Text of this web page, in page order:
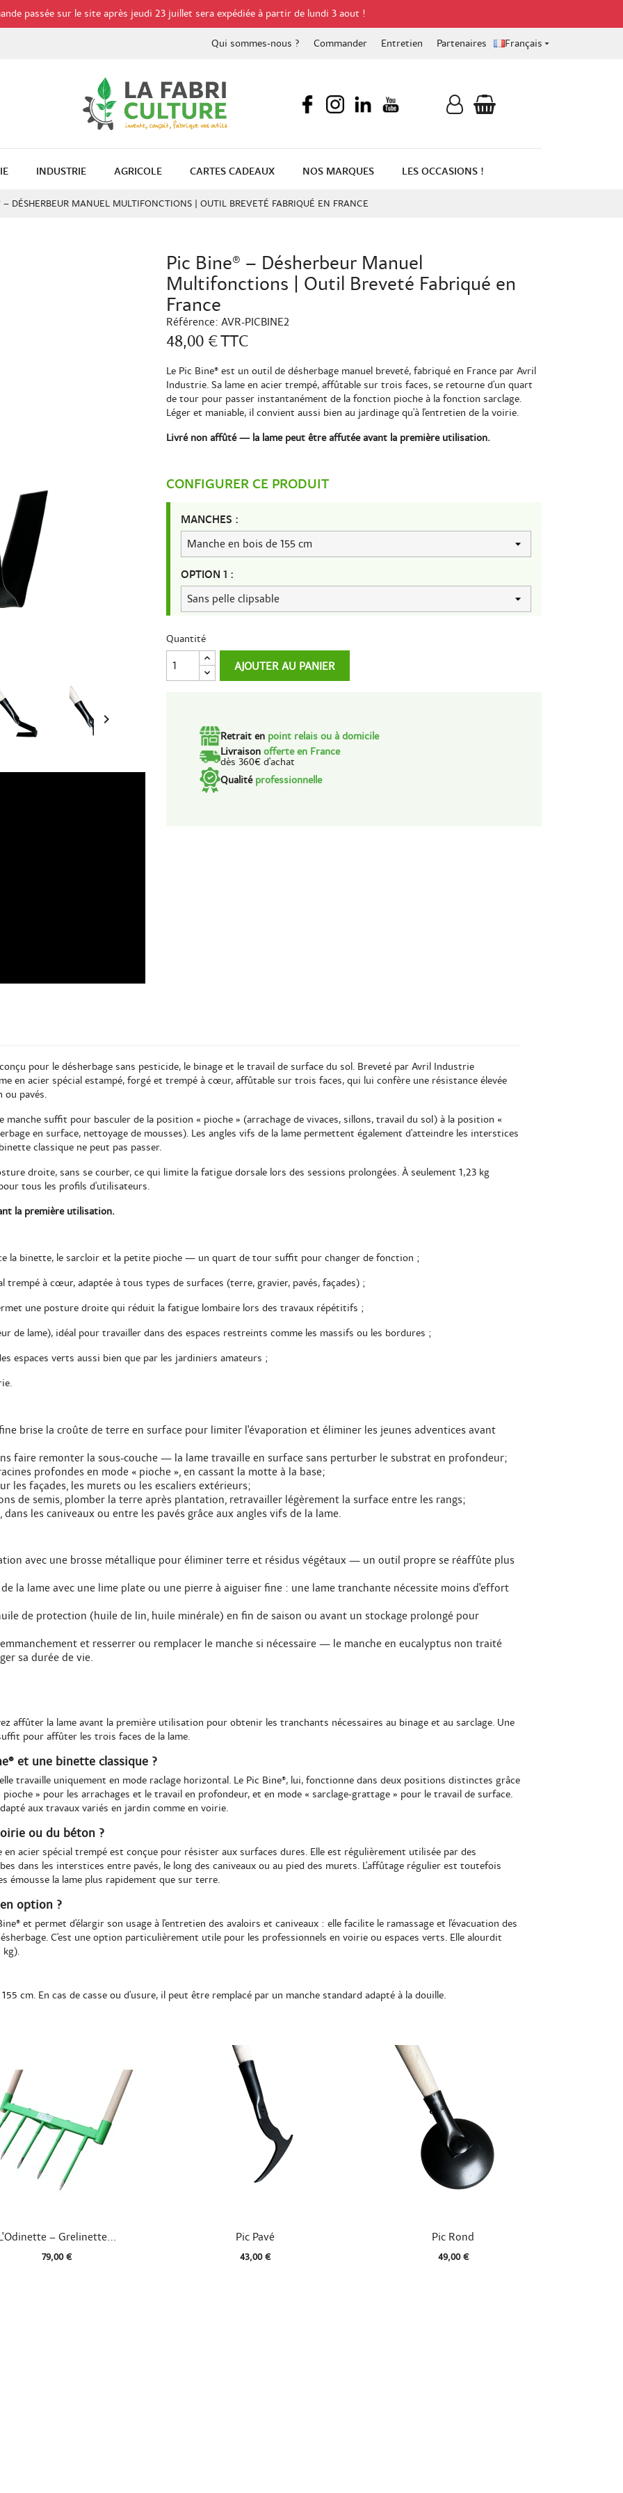
passée sur le site après jeudi 23 juillet sera expédiée à partir de lundi 3 aout !
Qui sommes-nous ? Commander Entretien Partenaires Français
INDUSTRIE AGRICOLE CARTES CADEAUX NOS MARQUES LES OCCASIONS !
– DÉSHERBEUR MANUEL MULTIFONCTIONS | OUTIL BREVETÉ FABRIQUÉ EN FRANCE

Pic Bine® – Désherbeur Manuel
Multifonctions | Outil Breveté Fabriqué en
France
Référence: AVR-PICBINE2
48,00 €TTC
Le Pic Bine® est un outil de désherbage manuel breveté, fabriqué en France par Avril
Industrie. Sa lame en acier trempé, affûtable sur trois faces, se retourne d'un quart
de tour pour passer instantanément de la fonction pioche à la fonction sarclage.
Léger et maniable, il convient aussi bien au jardinage qu'à l'entretien de la voirie.
Livré non affûté — la lame peut être affutée avant la première utilisation.
CONFIGURER CE PRODUIT
MANCHES :
OPTION 1 :
Quantité
AJOUTER AU PANIER
Retrait en point relais ou à domicile
Livraison offerte en France
dès 360€ d'achat
Qualité professionnelle
pour le désherbage sans pesticide, le binage et le travail de surface du sol. Breveté par Avril Industrie
en acier spécial estampé, forgé et trempé à cœur, affûtable sur trois faces, qui lui confère une résistance élevée
pavés.
suffit pour basculer de la position « pioche » (arrachage de vivaces, sillons, travail du sol) à la position «
en surface, nettoyage de mousses). Les angles vifs de la lame permettent également d'atteindre les interstices
classique ne peut pas passer.
droite, sans se courber, ce qui limite la fatigue dorsale lors des sessions prolongées. À seulement 1,23 kg
tous les profils d'utilisateurs.
la première utilisation.
la binette, le sarcloir et la petite pioche — un quart de tour suffit pour changer de fonction ;
trempé à cœur, adaptée à tous types de surfaces (terre, gravier, pavés, façades) ;
une posture droite qui réduit la fatigue lombaire lors des travaux répétitifs ;
de lame), idéal pour travailler dans des espaces restreints comme les massifs ou les bordures ;
espaces verts aussi bien que par les jardiniers amateurs ;
brise la croûte de terre en surface pour limiter l'évaporation et éliminer les jeunes adventices avant
faire remonter la sous-couche — la lame travaille en surface sans perturber le substrat en profondeur;
profondes en mode « pioche », en cassant la motte à la base;
les façades, les murets ou les escaliers extérieurs;
de semis, plomber la terre après plantation, retravailler légèrement la surface entre les rangs;
les caniveaux ou entre les pavés grâce aux angles vifs de la lame.
avec une brosse métallique pour éliminer terre et résidus végétaux — un outil propre se réaffûte plus
la lame avec une lime plate ou une pierre à aiguiser fine : une lame tranchante nécessite moins d'effort
de protection (huile de lin, huile minérale) en fin de saison ou avant un stockage prolongé pour
et resserrer ou remplacer le manche si nécessaire — le manche en eucalyptus non traité
sa durée de vie.
affûter la lame avant la première utilisation pour obtenir les tranchants nécessaires au binage et au sarclage. Une
pour affûter les trois faces de la lame.
et une binette classique ?
travaille uniquement en mode raclage horizontal. Le Pic Bine®, lui, fonctionne dans deux positions distinctes grâce
» pour les arrachages et le travail en profondeur, et en mode « sarclage-grattage » pour le travail de surface.
aux travaux variés en jardin comme en voirie.
ou du béton ?
acier spécial trempé est conçue pour résister aux surfaces dures. Elle est régulièrement utilisée par des
dans les interstices entre pavés, le long des caniveaux ou au pied des murets. L'affûtage régulier est toutefois
émousse la lame plus rapidement que sur terre.
option ?
et permet d'élargir son usage à l'entretien des avaloirs et caniveaux : elle facilite le ramassage et l'évacuation des
C'est une option particulièrement utile pour les professionnels en voirie ou espaces verts. Elle alourdit
kg).
cm. En cas de casse ou d'usure, il peut être remplacé par un manche standard adapté à la douille.
Aperçu rapide
– Grelinette...
79,00 €
Aperçu rapide
Pic Pavé
43,00 €
Aperçu rapide
Pic Rond
49,00 €